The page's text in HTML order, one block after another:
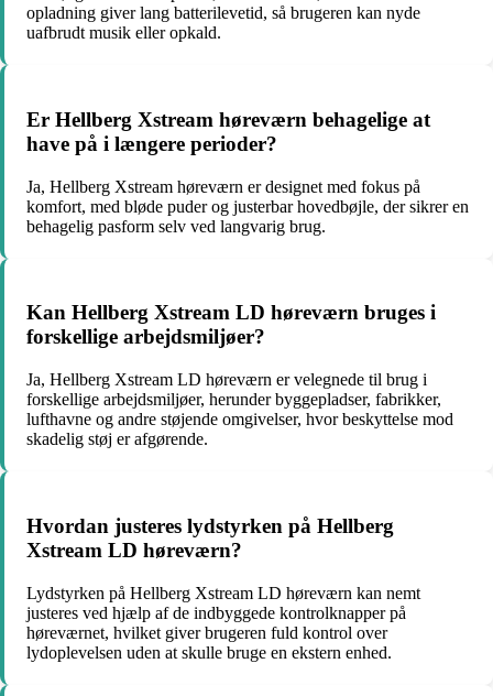
opladning giver lang batterilevetid, så brugeren kan nyde
uafbrudt musik eller opkald.
Er Hellberg Xstream høreværn behagelige at
have på i længere perioder?
Ja, Hellberg Xstream høreværn er designet med fokus på
komfort, med bløde puder og justerbar hovedbøjle, der sikrer en
behagelig pasform selv ved langvarig brug.
Kan Hellberg Xstream LD høreværn bruges i
forskellige arbejdsmiljøer?
Ja, Hellberg Xstream LD høreværn er velegnede til brug i
forskellige arbejdsmiljøer, herunder byggepladser, fabrikker,
lufthavne og andre støjende omgivelser, hvor beskyttelse mod
skadelig støj er afgørende.
Hvordan justeres lydstyrken på Hellberg
Xstream LD høreværn?
Lydstyrken på Hellberg Xstream LD høreværn kan nemt
justeres ved hjælp af de indbyggede kontrolknapper på
høreværnet, hvilket giver brugeren fuld kontrol over
lydoplevelsen uden at skulle bruge en ekstern enhed.